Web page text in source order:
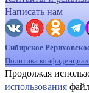
Написать нам
Сибирское
Политика
Продолжая
использования